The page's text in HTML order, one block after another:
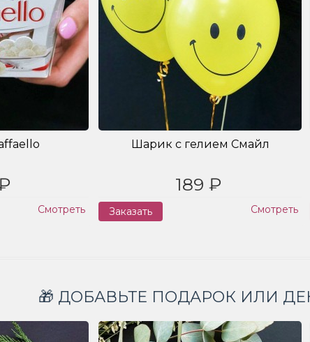
Смотреть
Шарик с гелием Смайл
189 ₽
Заказать Смотреть
🎁 ДОБАВЬТЕ ПОДАРОК ИЛИ